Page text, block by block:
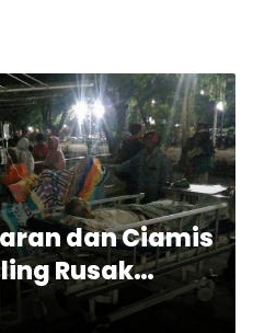
dan Ciamis
Rusak